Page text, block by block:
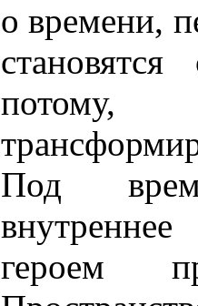
о времени,
потому,
Под
героем